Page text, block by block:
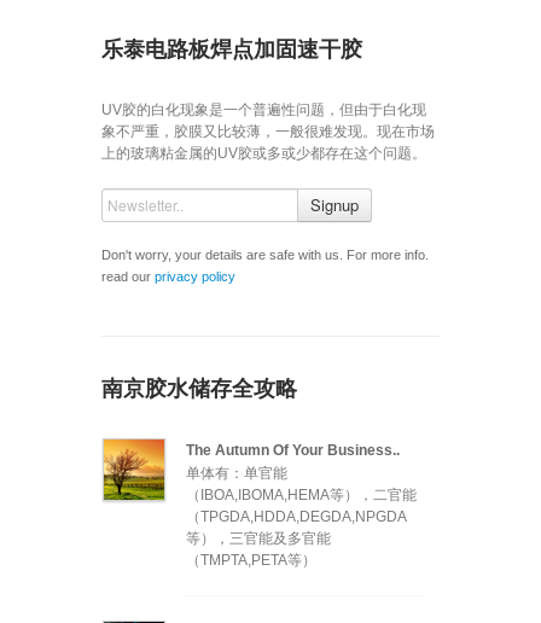
乐泰电路板焊点加固速干胶
UV胶的白化现象是一个普遍性问题，但由于白化现
象不严重，胶膜又比较薄，一般很难发现。现在市场
上的玻璃粘金属的UV胶或多或少都存在这个问题。
Signup
Don't worry, your details are safe with us. For more info.
read our privacy policy
南京胶水储存全攻略
The Autumn Of Your Business..
单体有：单官能
（IBOA,IBOMA,HEMA等），二官能
（TPGDA,HDDA,DEGDA,NPGDA
等），三官能及多官能
（TMPTA,PETA等）